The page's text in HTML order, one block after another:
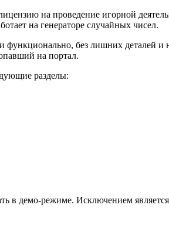
на проведение игорной
на генераторе случайных чисел.
функционально, без лишних деталей
на портал.
разделы:
в демо-режиме. Исключением